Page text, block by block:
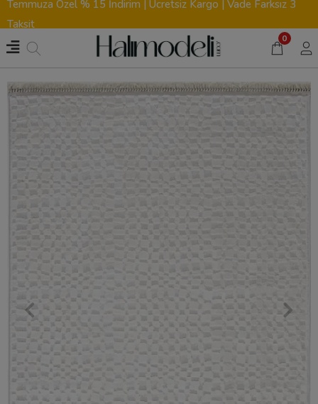
Temmuza Özel % 15 İndirim | Ücretsiz Kargo | Vade Farksız 3
Taksit
0